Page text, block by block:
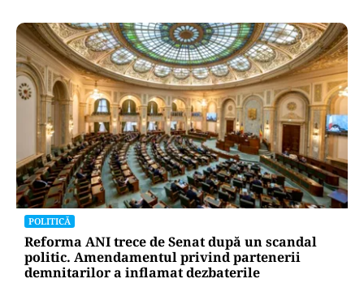
POLITICĂ
Reforma ANI trece de Senat după un scandal
politic. Amendamentul privind partenerii
demnitarilor a inflamat dezbaterile